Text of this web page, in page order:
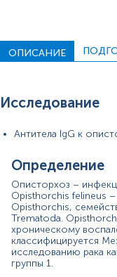
Поскольку
количества
инфекцию, что может
организме
интенсивность
рыбы. Важность
в том, что
тяжелым
холангиокарциномы.
У большинства
бессимптомно. В
расстройства
или запор. Без
ОПИСАНИЕ
Исследование
Антитела IgG к
Определение
Описторхоз –
Opisthorchis felineus
Opisthorchis,
Trematoda.
хроническому
классифицируется
исследованию рака
группы 1.